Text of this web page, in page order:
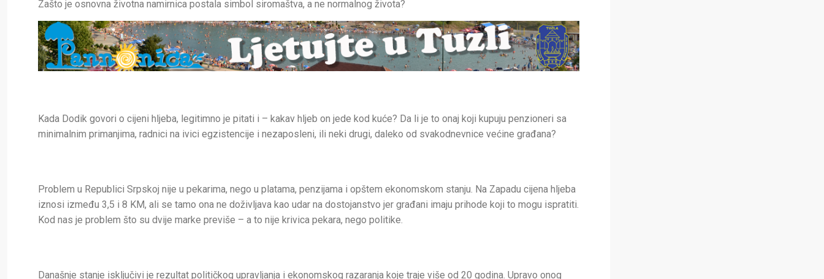
Zašto je osnovna životna namirnica postala simbol siromaštva, a ne normalnog života?
Kada Dodik govori o cijeni hljeba, legitimno je pitati i – kakav hljeb on jede kod kuće? Da li je to onaj koji kupuju penzioneri sa
minimalnim primanjima, radnici na ivici egzistencije i nezaposleni, ili neki drugi, daleko od svakodnevnice većine građana?
Problem u Republici Srpskoj nije u pekarima, nego u platama, penzijama i opštem ekonomskom stanju. Na Zapadu cijena hljeba
iznosi između 3,5 i 8 KM, ali se tamo ona ne doživljava kao udar na dostojanstvo jer građani imaju prihode koji to mogu ispratiti.
Kod nas je problem što su dvije marke previše – a to nije krivica pekara, nego politike.
Današnje stanje isključivi je rezultat političkog upravljanja i ekonomskog razaranja koje traje više od 20 godina. Upravo onog